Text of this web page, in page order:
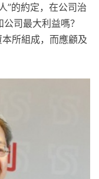
”的約定，在公司治
司最大利益嗎？
所組成，而應顧及